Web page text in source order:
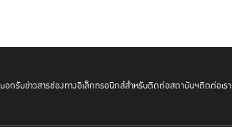
บอกรับข่าวสารช่องทางอิเล็กทรอนิกส์สำหรับติดต่อสถาบันฯติดต่อเรา